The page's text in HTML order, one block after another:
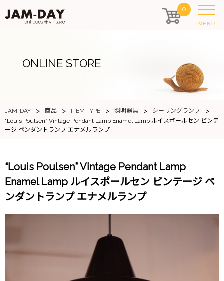
0
MENU
ONLINE STORE
JAM-DAY > 商品 > ITEM TYPE > 照明器具 > シーリングランプ >
“Louis Poulsen” Vintage Pendant Lamp Enamel Lamp ルイスポールセン ビンテ
ージ ペンダントランプ エナメルランプ
“Louis Poulsen” Vintage Pendant Lamp
Enamel Lamp ルイスポールセン ビンテージ ペ
ンダントランプ エナメルランプ